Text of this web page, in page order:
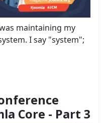
maintaining my
I say "system";
Core - Part 3